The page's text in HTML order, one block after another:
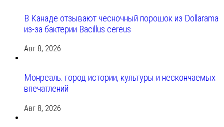
В Канаде отзывают чесночный порошок из Dollarama
из-за бактерии Bacillus cereus
Авг 8, 2026
Монреаль: город истории, культуры и нескончаемых
впечатлений
Авг 8, 2026